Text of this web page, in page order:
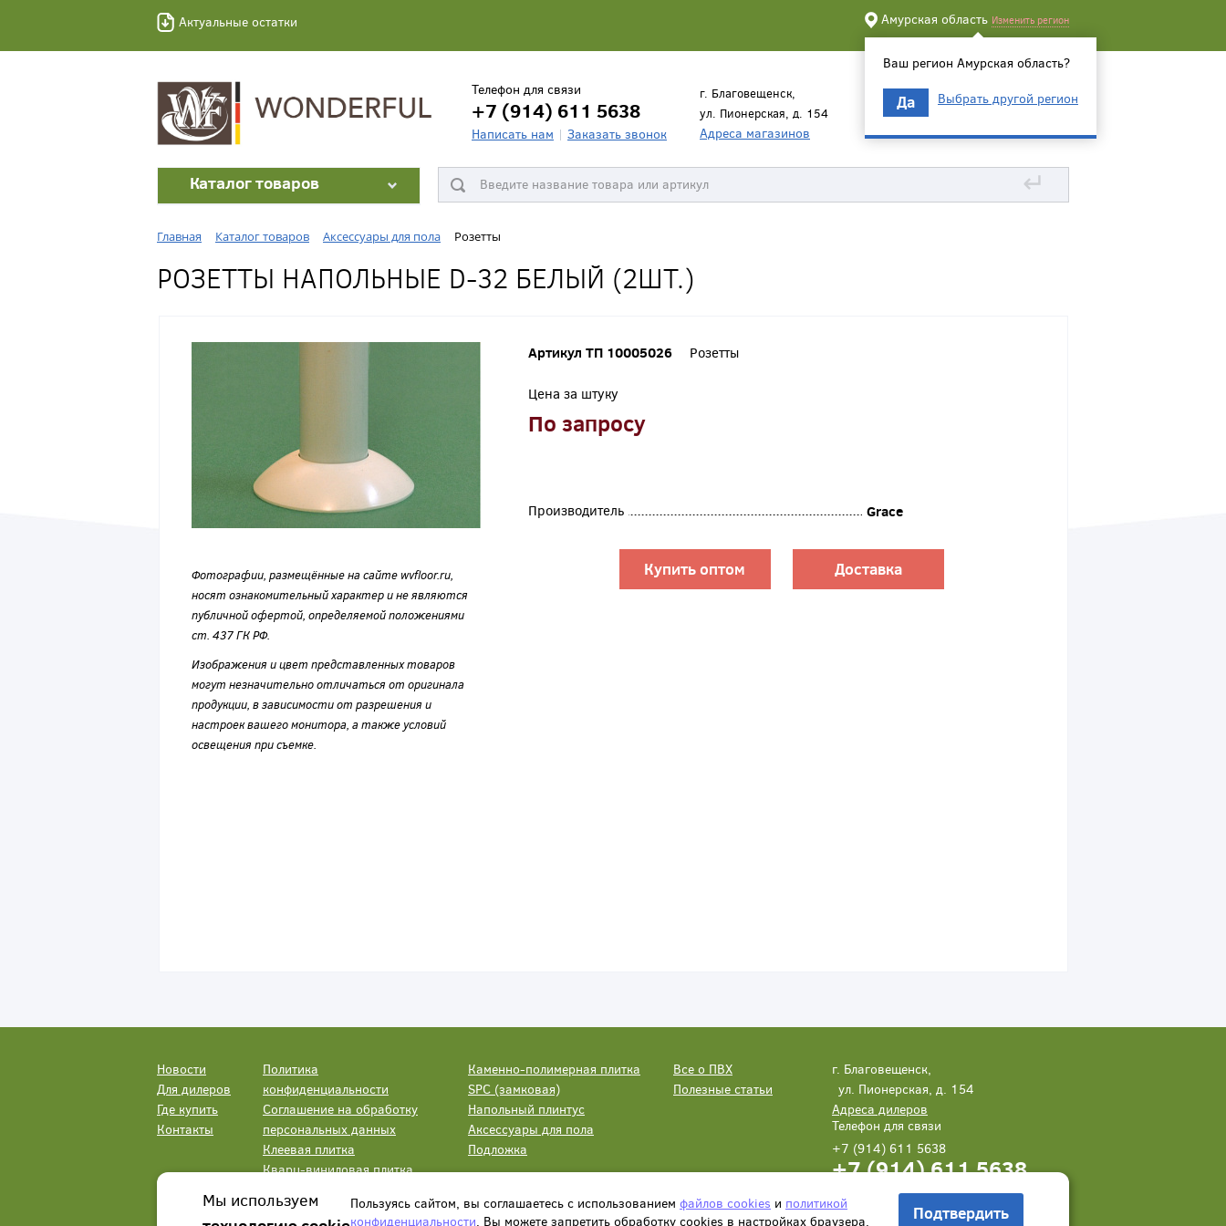
Актуальные остатки Амурская область Изменить регион
Ваш регион Амурская область?
Да Выбрать другой регион
Телефон для связи
+7 (914) 611 5638
Написать нам Заказать звонок
г. Благовещенск,
ул. Пионерская, д. 154
Адреса магазинов
Каталог товаров ↵
Главная Каталог товаров Аксессуары для пола Розетты
РОЗЕТТЫ НАПОЛЬНЫЕ D-32 БЕЛЫЙ (2ШТ.)
Фотографии, размещённые на сайте wvfloor.ru,
носят ознакомительный характер и не являются
публичной офертой, определяемой положениями
ст. 437 ГК РФ.
Изображения и цвет представленных товаров
могут незначительно отличаться от оригинала
продукции, в зависимости от разрешения и
настроек вашего монитора, а также условий
освещения при съемке.
Артикул ТП 10005026 Розетты
Цена за штуку
По запросу
Производитель Grace
Купить оптом Доставка
Новости
Для дилеров
Где купить
Контакты
Политика
конфиденциальности
Соглашение на обработку
персональных данных
Клеевая плитка
Кварц-виниловая плитка
Каменно-полимерная плитка
SPC (замковая)
Напольный плинтус
Аксессуары для пола
Подложка
Все о ПВХ
Полезные статьи
г. Благовещенск,
ул. Пионерская, д. 154
Адреса дилеров
Телефон для связи
+7 (914) 611 5638
+7 (914) 611 5638
Написать нам Заказать звонок
Мы используем
Пользуясь сайтом, вы соглашаетесь с использованием файлов cookies и политикой
конфиденциальности. Вы можете запретить обработку сookies в настройках браузера. Подтвердить